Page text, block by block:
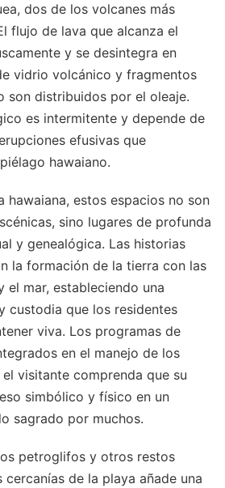
dos de los volcanes más
flujo de lava que alcanza el
y se desintegra en
vidrio volcánico y fragmentos
son distribuidos por el oleaje.
es intermitente y depende de
efusivas que
hawaiano.
hawaiana, estos espacios no son
sino lugares de profunda
y genealógica. Las historias
la formación de la tierra con las
el mar, estableciendo una
custodia que los residentes
viva. Los programas de
en el manejo de los
visitante comprenda que su
simbólico y físico en un
sagrado por muchos.
petroglifos y otros restos
de la playa añade una